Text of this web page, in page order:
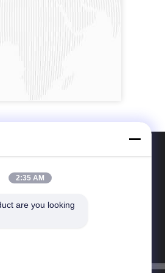
志向の」目的に常に付着
2:35 AM
are you looking